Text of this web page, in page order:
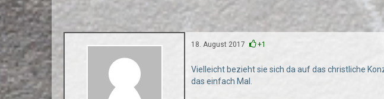
18. August 2017 +1
Vielleicht bezieht sie sich da auf das christliche
das einfach Mal.